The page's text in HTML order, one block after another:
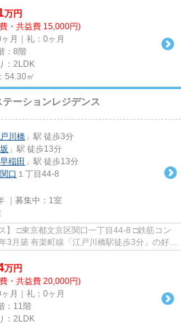
万円
・共益費 15,000円)
月｜礼：0ヶ月
：8階
：2LDK
54.30㎡
ーションレジデンス
川橋 」駅 徒歩3分
」駅 徒歩13分
早稲田 」駅 徒歩13分
関口 １丁目44-8
｜募集中： 1室
コン
3分」の好立
万円
・共益費 20,000円)
月｜礼：0ヶ月
：11階
：2LDK